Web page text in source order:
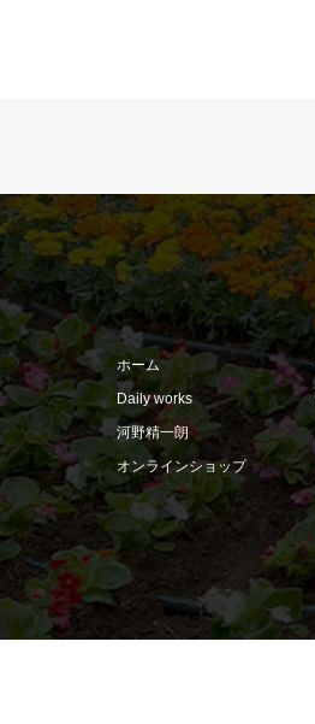
ホーム
Daily works
河野精一朗
オンラインショップ